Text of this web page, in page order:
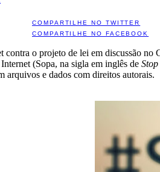
COMPARTILHE NO TWITTER
COMPARTILHE NO FACEBOOK
contra o projeto de lei em discussão
(Sopa, na sigla em inglês de
arquivos e dados com direitos autorais.